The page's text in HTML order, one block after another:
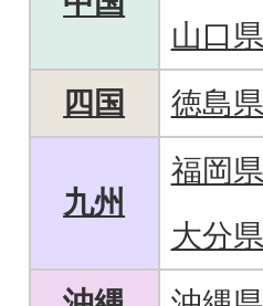
山口県
四国
徳島県
九州
福岡県
大分県